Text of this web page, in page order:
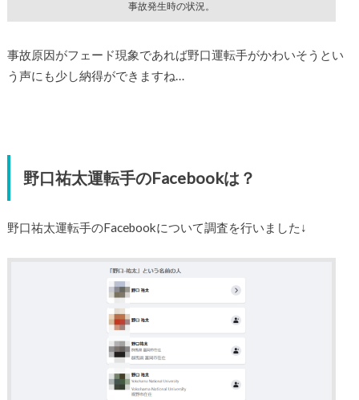
事故発生時の状況。
事故原因がフェード現象であれば野口運転手がかわいそうとい
う声にも少し納得ができますね…
野口祐太運転手のFacebookは？
野口祐太運転手のFacebookについて調査を行いました↓